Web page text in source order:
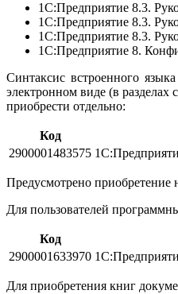
1С:Предприятие 8.3.
1С:Предприятие 8.3.
1С:Предприятие 8.3.
1С:Предприятие 8.
Синтаксис встроенного
электронном виде (в
приобрести отдельно:
Код
2900001483575
Предусмотрено приобретение
Для пользователей
Код
2900001633970
Для приобретения книг